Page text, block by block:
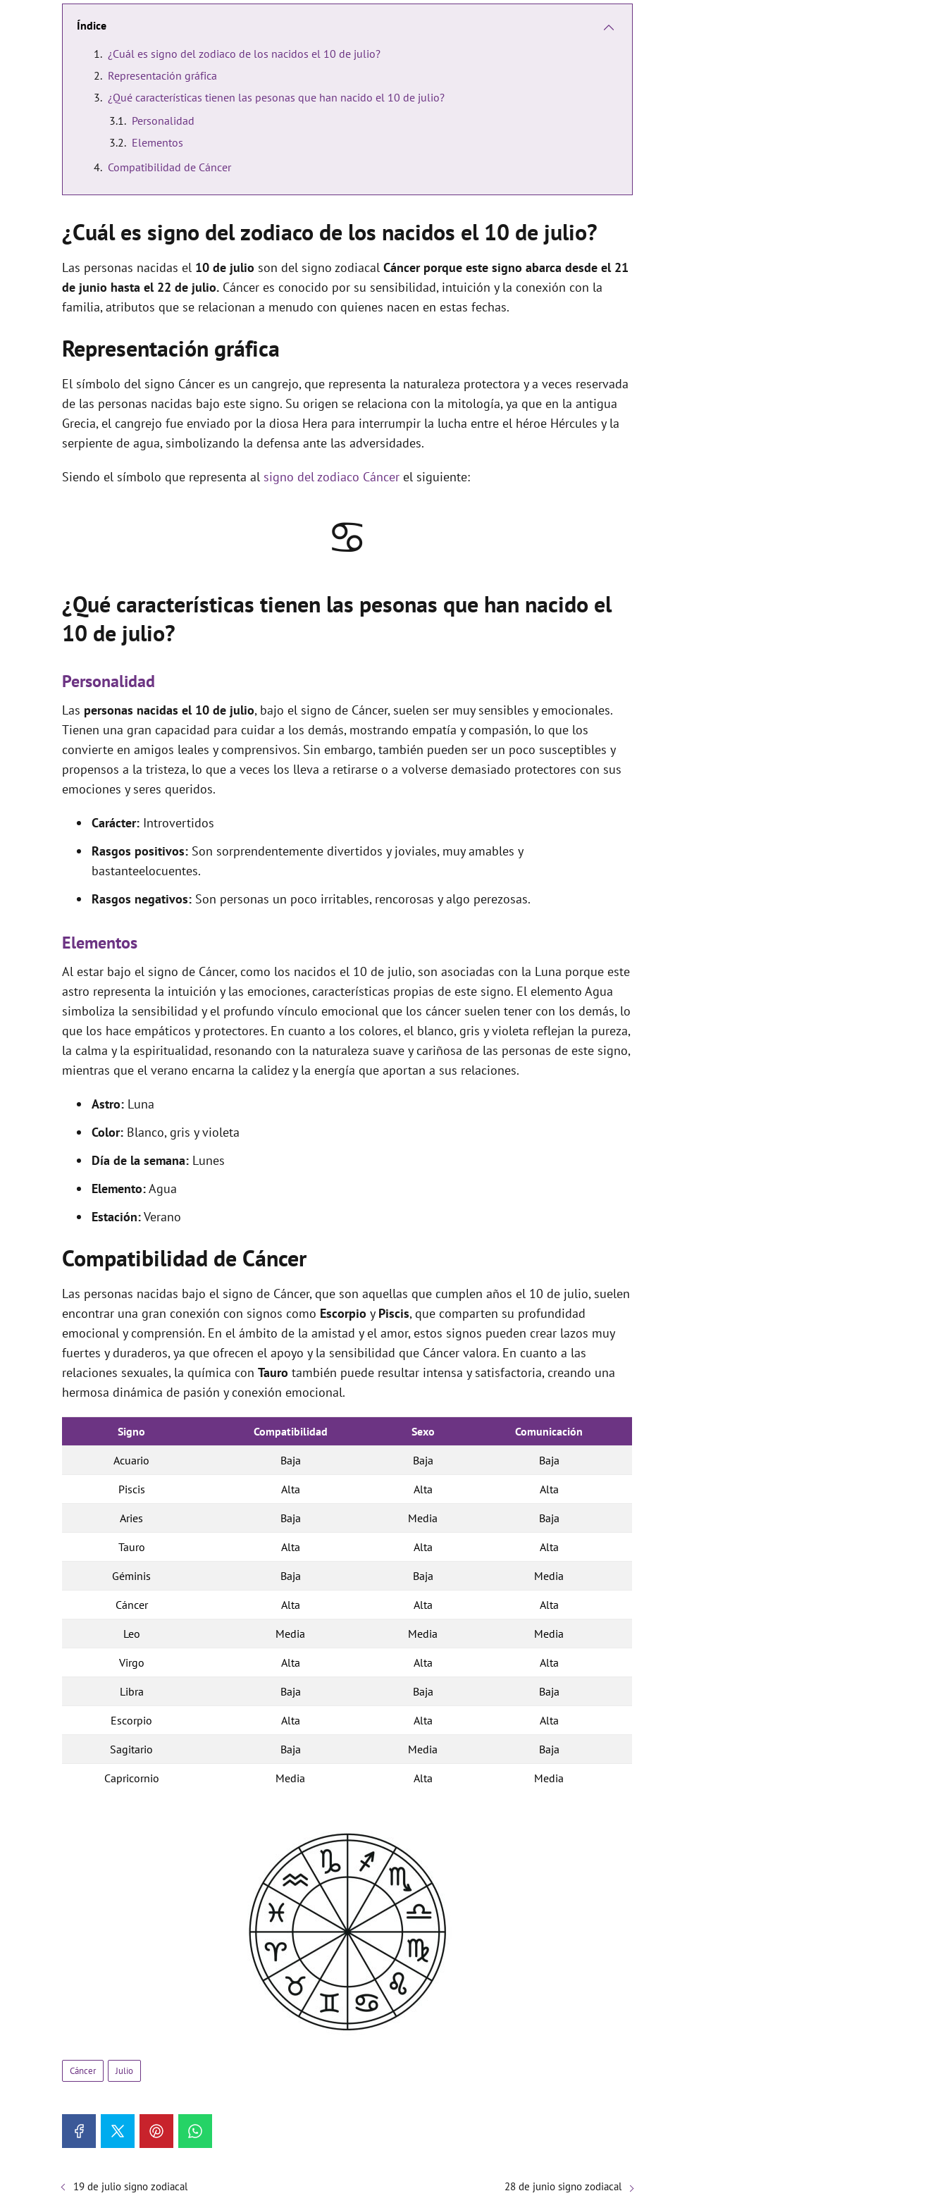
Índice
¿Cuál es signo del zodiaco de los nacidos el 10 de julio?
Representación gráfica
¿Qué características tienen las pesonas que han nacido el 10 de julio?
Personalidad
Elementos
Compatibilidad de Cáncer
¿Cuál es signo del zodiaco de los nacidos el 10 de julio?
Las personas nacidas el 10 de julio son del signo zodiacal Cáncer porque este signo abarca desde el 21
de junio hasta el 22 de julio. Cáncer es conocido por su sensibilidad, intuición y la conexión con la
familia, atributos que se relacionan a menudo con quienes nacen en estas fechas.
Representación gráfica
El símbolo del signo Cáncer es un cangrejo, que representa la naturaleza protectora y a veces reservada
de las personas nacidas bajo este signo. Su origen se relaciona con la mitología, ya que en la antigua
Grecia, el cangrejo fue enviado por la diosa Hera para interrumpir la lucha entre el héroe Hércules y la
serpiente de agua, simbolizando la defensa ante las adversidades.
Siendo el símbolo que representa al signo del zodiaco Cáncer el siguiente:
♋
¿Qué características tienen las pesonas que han nacido el
10 de julio?
Personalidad
Las personas nacidas el 10 de julio, bajo el signo de Cáncer, suelen ser muy sensibles y emocionales.
Tienen una gran capacidad para cuidar a los demás, mostrando empatía y compasión, lo que los
convierte en amigos leales y comprensivos. Sin embargo, también pueden ser un poco susceptibles y
propensos a la tristeza, lo que a veces los lleva a retirarse o a volverse demasiado protectores con sus
emociones y seres queridos.
Carácter: Introvertidos
Rasgos positivos: Son sorprendentemente divertidos y joviales, muy amables y
bastanteelocuentes.
Rasgos negativos: Son personas un poco irritables, rencorosas y algo perezosas.
Elementos
Al estar bajo el signo de Cáncer, como los nacidos el 10 de julio, son asociadas con la Luna porque este
astro representa la intuición y las emociones, características propias de este signo. El elemento Agua
simboliza la sensibilidad y el profundo vínculo emocional que los cáncer suelen tener con los demás, lo
que los hace empáticos y protectores. En cuanto a los colores, el blanco, gris y violeta reflejan la pureza,
la calma y la espiritualidad, resonando con la naturaleza suave y cariñosa de las personas de este signo,
mientras que el verano encarna la calidez y la energía que aportan a sus relaciones.
Astro: Luna
Color: Blanco, gris y violeta
Día de la semana: Lunes
Elemento:Agua
Estación:Verano
Compatibilidad de Cáncer
Las personas nacidas bajo el signo de Cáncer, que son aquellas que cumplen años el 10 de julio, suelen
encontrar una gran conexión con signos como Escorpio y Piscis, que comparten su profundidad
emocional y comprensión. En el ámbito de la amistad y el amor, estos signos pueden crear lazos muy
fuertes y duraderos, ya que ofrecen el apoyo y la sensibilidad que Cáncer valora. En cuanto a las
relaciones sexuales, la química con Tauro también puede resultar intensa y satisfactoria, creando una
hermosa dinámica de pasión y conexión emocional.
Signo Compatibilidad Sexo Comunicación
Acuario Baja Baja Baja
Piscis Alta Alta Alta
Aries Baja Media Baja
Tauro Alta Alta Alta
Géminis Baja Baja Media
Cáncer Alta Alta Alta
Leo Media Media Media
Virgo Alta Alta Alta
Libra Baja Baja Baja
Escorpio Alta Alta Alta
Sagitario Baja Media Baja
Capricornio Media Alta Media
Cáncer Julio
19 de julio signo zodiacal 28 de junio signo zodiacal